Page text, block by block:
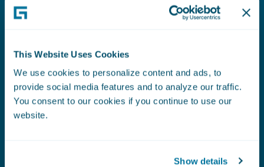
This Website Uses Cookies
We use cookies to personalize content and ads, to
provide social media features and to analyze our traffic.
You consent to our cookies if you continue to use our
website.
Show details
Dowiedz się więcej
Dr